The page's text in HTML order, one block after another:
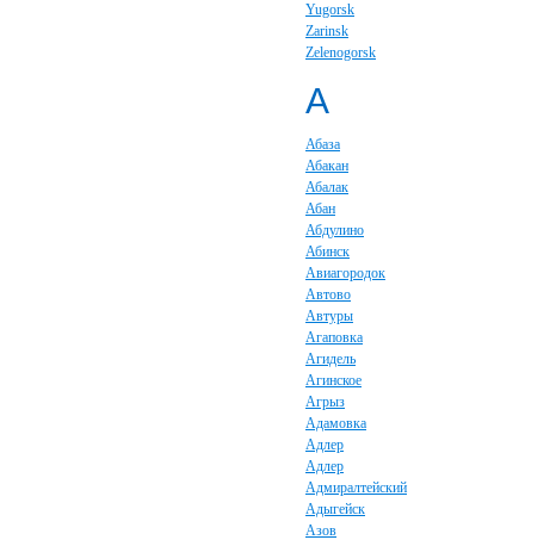
Yugorsk
Zarinsk
Zelenogorsk
А
Абаза
Абакан
Абалак
Абан
Абдулино
Абинск
Авиагородок
Автово
Автуры
Агаповка
Агидель
Агинское
Агрыз
Адамовка
Адлер
Адлер
Адмиралтейский
Адыгейск
Азов